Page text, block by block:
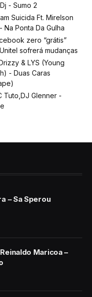
– Sa Sperou
Maricoa –